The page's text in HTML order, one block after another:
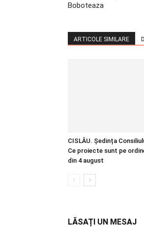
Boboteaza
ARTICOLE SIMILARE
CISLĂU. Ședința
Ce proiecte sunt pe
din 4 august
LĂSAȚI UN MESAJ